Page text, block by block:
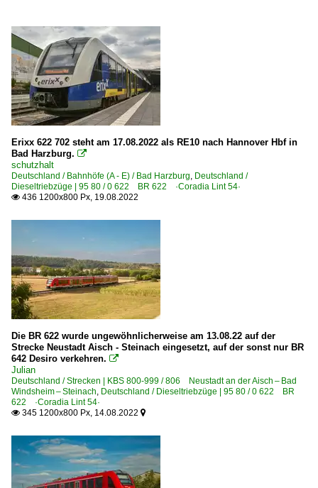
Erixx 622 702 steht am 17.08.2022 als RE10 nach Hannover Hbf in
Bad Harzburg. 
schutzhalt
Deutschland / Bahnhöfe (A - E) / Bad Harzburg, Deutschland /
Dieseltriebzüge | 95 80 / 0 622 BR 622 ·Coradia Lint 54·
 436 1200x800 Px, 19.08.2022
Die BR 622 wurde ungewöhnlicherweise am 13.08.22 auf der
Strecke Neustadt Aisch - Steinach eingesetzt, auf der sonst nur BR
642 Desiro verkehren. 
Julian
Deutschland / Strecken | KBS 800-999 / 806 Neustadt an der Aisch – Bad
Windsheim – Steinach, Deutschland / Dieseltriebzüge | 95 80 / 0 622 BR
622 ·Coradia Lint 54·
 345 1200x800 Px, 14.08.2022 